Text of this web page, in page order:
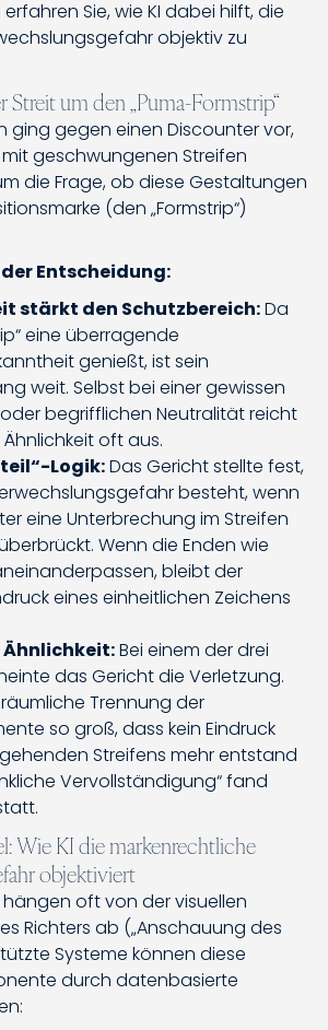
Sie, wie KI dabei hilft, die
objektiv zu
Streit um den „Puma-Formstrip“
ging gegen einen Discounter vor,
geschwungenen Streifen
die Frage, ob diese Gestaltungen
(den „Formstrip“)
Entscheidung:
stärkt den Schutzbereich:Da
eine überragende
genießt, ist sein
weit. Selbst bei einer gewissen
begrifflichen Neutralität reicht
oft aus.
Logik:Das Gericht stellte fest,
besteht, wenn
eine Unterbrechung im Streifen
Wenn die Enden wie
bleibt der
eines einheitlichen Zeichens
Ähnlichkeit:Bei einem der drei
das Gericht die Verletzung.
Trennung der
so groß, dass kein Eindruck
Streifens mehr entstand
Vervollständigung“ fand
Wie KI die markenrechtliche
objektiviert
hängen oft von der visuellen
Richters ab („Anschauung des
Systeme können diese
durch datenbasierte